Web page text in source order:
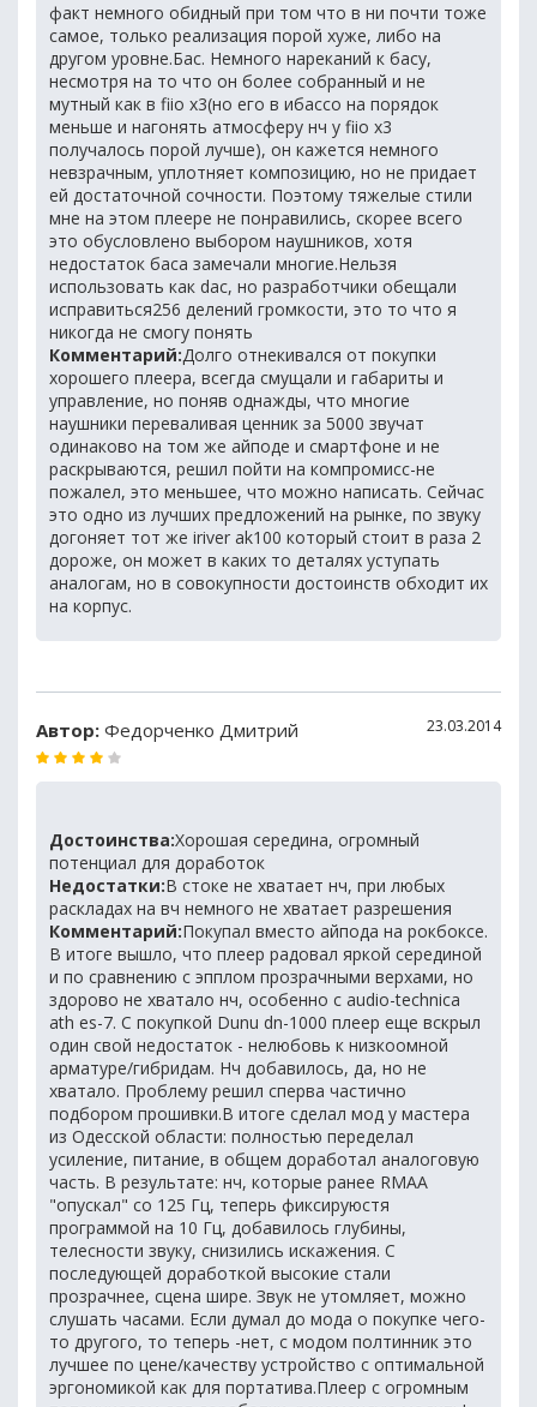
факт немного обидный при том что в ни почти тоже
самое, только реализация порой хуже, либо на
другом уровне.Бас. Немного нареканий к басу,
несмотря на то что он более собранный и не
мутный как в fiio x3(но его в ибассо на порядок
меньше и нагонять атмосферу нч у fiio x3
получалось порой лучше), он кажется немного
невзрачным, уплотняет композицию, но не придает
ей достаточной сочности. Поэтому тяжелые стили
мне на этом плеере не понравились, скорее всего
это обусловлено выбором наушников, хотя
недостаток баса замечали многие.Нельзя
использовать как dac, но разработчики обещали
исправиться256 делений громкости, это то что я
никогда не смогу понять
Комментарий:Долго отнекивался от покупки
хорошего плеера, всегда смущали и габариты и
управление, но поняв однажды, что многие
наушники переваливая ценник за 5000 звучат
одинаково на том же айподе и смартфоне и не
раскрываются, решил пойти на компромисс-не
пожалел, это меньшее, что можно написать. Сейчас
это одно из лучших предложений на рынке, по звуку
догоняет тот же iriver ak100 который стоит в раза 2
дороже, он может в каких то деталях уступать
аналогам, но в совокупности достоинств обходит их
на корпус.
Автор: Федорченко Дмитрий 23.03.2014
Достоинства:Хорошая середина, огромный
потенциал для доработок
Недостатки:В стоке не хватает нч, при любых
раскладах на вч немного не хватает разрешения
Комментарий:Покупал вместо айпода на рокбоксе.
В итоге вышло, что плеер радовал яркой серединой
и по сравнению с эпплом прозрачными верхами, но
здорово не хватало нч, особенно с audio-technica
ath es-7. С покупкой Dunu dn-1000 плеер еще вскрыл
один свой недостаток - нелюбовь к низкоомной
арматуре/гибридам. Нч добавилось, да, но не
хватало. Проблему решил сперва частично
подбором прошивки.В итоге сделал мод у мастера
из Одесской области: полностью переделал
усиление, питание, в общем доработал аналоговую
часть. В результате: нч, которые ранее RMAA
"опускал" со 125 Гц, теперь фиксируюстя
программой на 10 Гц, добавилось глубины,
телесности звуку, снизились искажения. С
последующей доработкой высокие стали
прозрачнее, сцена шире. Звук не утомляет, можно
слушать часами. Если думал до мода о покупке чего-
то другого, то теперь -нет, с модом полтинник это
лучшее по цене/качеству устройство с оптимальной
эргономикой как для портатива.Плеер с огромным